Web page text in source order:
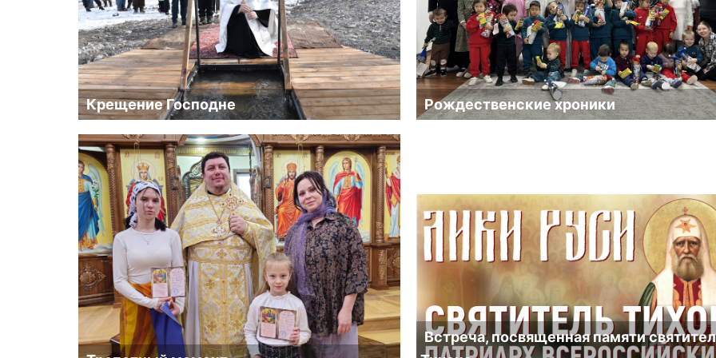
Крещение Господне Рождественские хроники
Встреча, посвященная памяти